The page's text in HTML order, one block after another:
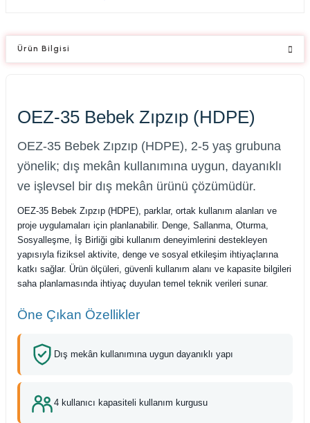
Ürün Bilgisi
OEZ-35 Bebek Zıpzıp (HDPE)
OEZ-35 Bebek Zıpzıp (HDPE), 2-5 yaş grubuna
yönelik; dış mekân kullanımına uygun, dayanıklı
ve işlevsel bir dış mekân ürünü çözümüdür.
OEZ-35 Bebek Zıpzıp (HDPE), parklar, ortak kullanım alanları ve
proje uygulamaları için planlanabilir. Denge, Sallanma, Oturma,
Sosyalleşme, İş Birliği gibi kullanım deneyimlerini destekleyen
yapısıyla fiziksel aktivite, denge ve sosyal etkileşim ihtiyaçlarına
katkı sağlar. Ürün ölçüleri, güvenli kullanım alanı ve kapasite bilgileri
saha planlamasında ihtiyaç duyulan temel teknik verileri sunar.
Öne Çıkan Özellikler
Dış mekân kullanımına uygun dayanıklı yapı
4 kullanıcı kapasiteli kullanım kurgusu